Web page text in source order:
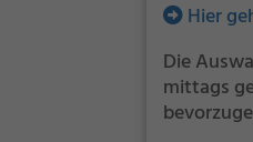
Hier
Die
mittags